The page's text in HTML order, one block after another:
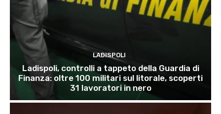
LADISPOLI
Ladispoli, controlli a tappeto della Guardia di
Finanza: oltre 100 militari sul litorale, scoperti
31 lavoratori in nero